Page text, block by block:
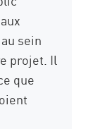
sein
projet. Il
que